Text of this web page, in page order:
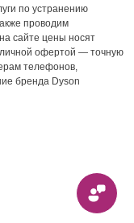
по устранению
проводим
сайте цены носят
офертой — точную
телефонов,
бренда Dyson